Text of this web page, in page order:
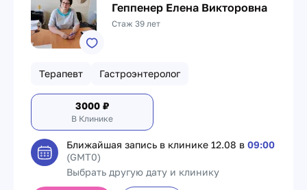
Геппенер Елена Викторовна
Стаж 39 лет
Терапевт Гастроэнтеролог
3000 ₽
В Клинике
Ближайшая запись в клинике 12.08 в 09:00
(GMT0)
Выбрать другую дату и клинику